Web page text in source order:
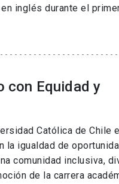
inglés durante el
con Equidad y
Católica de Chile
la igualdad de
comunidad inclusiva,
de la carrera